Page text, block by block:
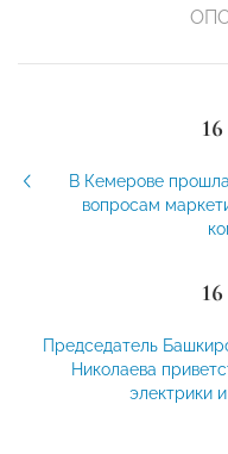
В Кемерове
вопросам
Председатель
Николаева
электрики